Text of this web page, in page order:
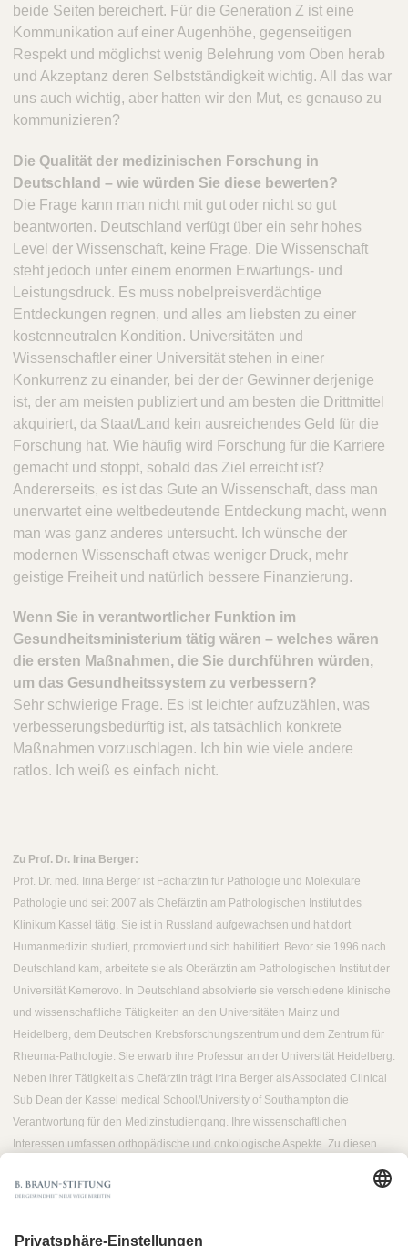
beide Seiten bereichert. Für die Generation Z ist eine
Kommunikation auf einer Augenhöhe, gegenseitigen
Respekt und möglichst wenig Belehrung vom Oben herab
und Akzeptanz deren Selbstständigkeit wichtig. All das war
uns auch wichtig, aber hatten wir den Mut, es genauso zu
kommunizieren?
Die Qualität der medizinischen Forschung in
Deutschland – wie würden Sie diese bewerten?
Die Frage kann man nicht mit gut oder nicht so gut
beantworten. Deutschland verfügt über ein sehr hohes
Level der Wissenschaft, keine Frage. Die Wissenschaft
steht jedoch unter einem enormen Erwartungs- und
Leistungsdruck. Es muss nobelpreisverdächtige
Entdeckungen regnen, und alles am liebsten zu einer
kostenneutralen Kondition. Universitäten und
Wissenschaftler einer Universität stehen in einer
Konkurrenz zu einander, bei der der Gewinner derjenige
ist, der am meisten publiziert und am besten die Drittmittel
akquiriert, da Staat/Land kein ausreichendes Geld für die
Forschung hat. Wie häufig wird Forschung für die Karriere
gemacht und stoppt, sobald das Ziel erreicht ist?
Andererseits, es ist das Gute an Wissenschaft, dass man
unerwartet eine weltbedeutende Entdeckung macht, wenn
man was ganz anderes untersucht. Ich wünsche der
modernen Wissenschaft etwas weniger Druck, mehr
geistige Freiheit und natürlich bessere Finanzierung.
Wenn Sie in verantwortlicher Funktion im
Gesundheitsministerium tätig wären – welches wären
die ersten Maßnahmen, die Sie durchführen würden,
um das Gesundheitssystem zu verbessern?
Sehr schwierige Frage. Es ist leichter aufzuzählen, was
verbesserungsbedürftig ist, als tatsächlich konkrete
Maßnahmen vorzuschlagen. Ich bin wie viele andere
ratlos. Ich weiß es einfach nicht.
Zu Prof. Dr. Irina Berger:
Prof. Dr. med. Irina Berger ist Fachärztin für Pathologie und Molekulare
Pathologie und seit 2007 als Chefärztin am Pathologischen Institut des
Klinikum Kassel tätig. Sie ist in Russland aufgewachsen und hat dort
Humanmedizin studiert, promoviert und sich habilitiert. Bevor sie 1996 nach
Deutschland kam, arbeitete sie als Oberärztin am Pathologischen Institut der
Universität Kemerovo. In Deutschland absolvierte sie verschiedene klinische
und wissenschaftliche Tätigkeiten an den Universitäten Mainz und
Heidelberg, dem Deutschen Krebsforschungszentrum und dem Zentrum für
Rheuma-Pathologie. Sie erwarb ihre Professur an der Universität Heidelberg.
Neben ihrer Tätigkeit als Chefärztin trägt Irina Berger als Associated Clinical
Sub Dean der Kassel medical School/University of Southampton die
Verantwortung für den Medizinstudiengang. Ihre wissenschaftlichen
Interessen umfassen orthopädische und onkologische Aspekte. Zu diesen